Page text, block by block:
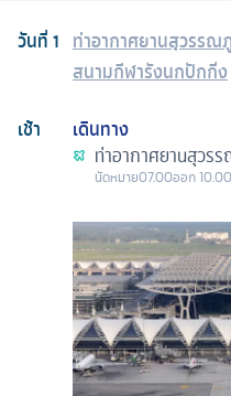
วันที่1 ท่าอากาศยานสุวรรณ
สนามกีฬารังนกปักกิ่ง
เช้า
เดินทาง
ท่าอากาศยานสุวร
นัดหมาย07.00ออก10.00